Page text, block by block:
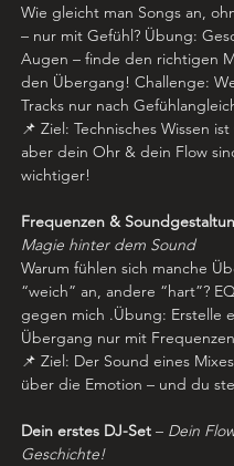
Wie gleicht man Songs an,
– nur mit Gefühl? Übung:
Augen – finde den richtigen
den Übergang! Challenge:
Tracks nur nach
📌 Ziel: Technisches Wissen
aber dein Ohr & dein Flow
wichtiger!
Frequenzen &
Magie hinter dem Sound
Warum fühlen sich manche
“weich” an, andere “hart”?
gegen mich .Übung: Erstelle
Übergang nur mit
📌 Ziel: Der Sound eines
über die Emotion – und du
Dein erstes DJ-Set – Dein
Geschichte!